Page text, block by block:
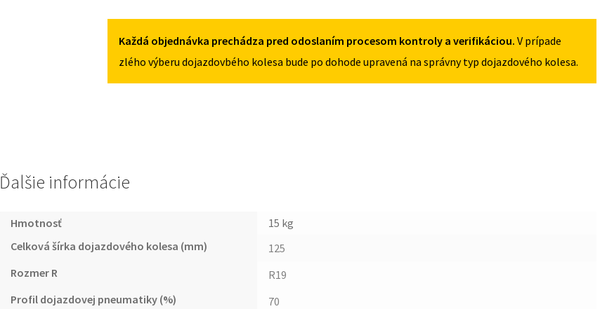
B8
2007-
125/70R19
5X112
Každá objednávka prechádza pred odoslaním procesom kontroly a verifikáciou. V prípade
zlého výberu dojazdovbého kolesa bude po dohode upravená na správny typ dojazdového kolesa.
Ďalšie informácie
Hmotnosť
15 kg
Celková šírka dojazdového kolesa (mm)
125
Rozmer R
R19
Profil dojazdovej pneumatiky (%)
70